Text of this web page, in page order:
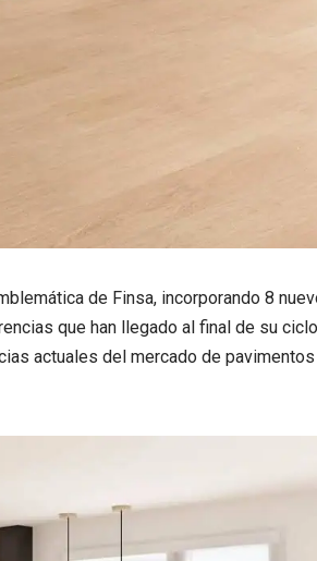
de Finsa, incorporando 8
que han llegado al final de su
actuales del mercado de